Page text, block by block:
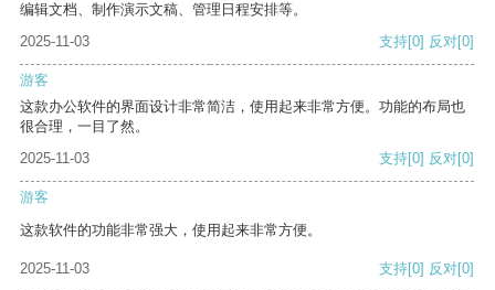
编辑文档、制作演示文稿、管理日程安排等。
2025-11-03
支持[0] 反对[0]
游客
这款办公软件的界面设计非常简洁，使用起来非常方便。功能的布局也
很合理，一目了然。
2025-11-03
支持[0] 反对[0]
游客
这款软件的功能非常强大，使用起来非常方便。
2025-11-03 支持[0] 反对[0]